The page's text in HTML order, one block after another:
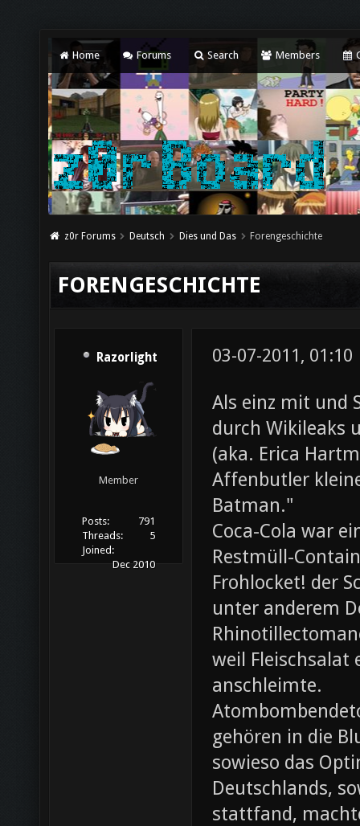
Home Forums Search Members
z0r Forums Deutsch Dies und Das Forengeschichte
FORENGESCHICHTE
Razorlight
Member
Posts:
791
Threads:
5
Joined:
Dec 2010
03-07-2011, 01:10
Als einz mit und
durch Wikileaks
(aka. Erica
Affenbutler
Batman."
Coca-Cola war
Restmüll-
Frohlocket! der
unter anderem
weil Fleischsalat
anschleimte.
gehören in die
sowieso das
Deutschlands,
stattfand,